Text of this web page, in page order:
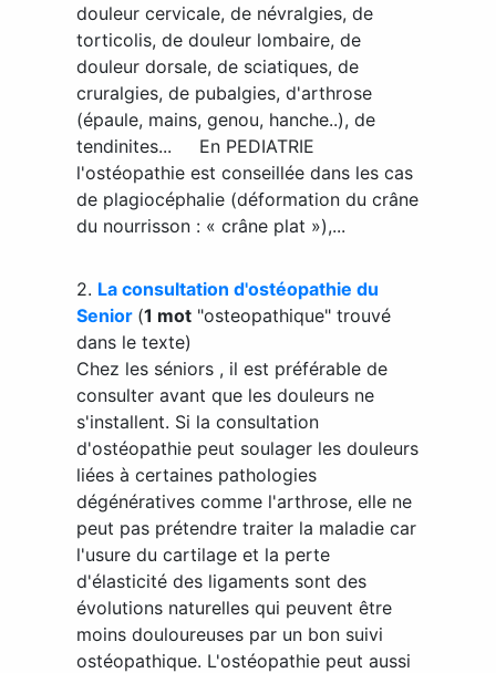
douleur cervicale, de névralgies, de
torticolis, de douleur lombaire, de
douleur dorsale, de sciatiques, de
cruralgies, de pubalgies, d'arthrose
(épaule, mains, genou, hanche..), de
tendinites... En PEDIATRIE
l'ostéopathie est conseillée dans les cas
de plagiocéphalie (déformation du crâne
du nourrisson : « crâne plat »),...
2. La consultation d'ostéopathie du
Senior (1 mot "osteopathique" trouvé
dans le texte)
Chez les séniors , il est préférable de
consulter avant que les douleurs ne
s'installent. Si la consultation
d'ostéopathie peut soulager les douleurs
liées à certaines pathologies
dégénératives comme l'arthrose, elle ne
peut pas prétendre traiter la maladie car
l'usure du cartilage et la perte
d'élasticité des ligaments sont des
évolutions naturelles qui peuvent être
moins douloureuses par un bon suivi
ostéopathique. L'ostéopathie peut aussi